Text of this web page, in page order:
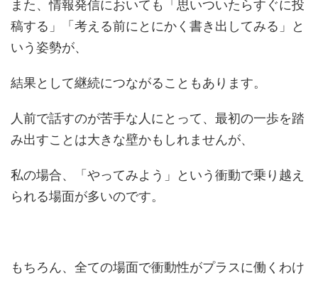
また、情報発信においても「思いついたらすぐに投
稿する」「考える前にとにかく書き出してみる」と
いう姿勢が、
結果として継続につながることもあります。
人前で話すのが苦手な人にとって、最初の一歩を踏
み出すことは大きな壁かもしれませんが、
私の場合、「やってみよう」という衝動で乗り越え
られる場面が多いのです。
もちろん、全ての場面で衝動性がプラスに働くわけ